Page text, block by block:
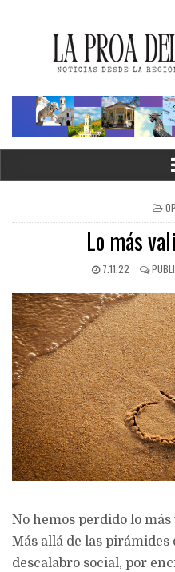
Lo más
7.11.22
No hemos perdido lo más
Más allá de las pirámides
descalabro social, por